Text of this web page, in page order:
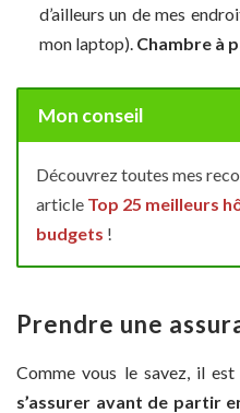
d’ailleurs un de mes
mon laptop). Chambre à
Mon conseil
Découvrez toutes mes
article Top 25 meilleurs
budgets !
Prendre une
Comme vous le savez, il est
s’assurer avant de partir